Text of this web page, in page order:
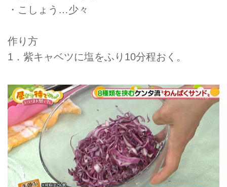
・こしょう…少々
作り方
1．紫キャベツに塩をふり10分程おく。